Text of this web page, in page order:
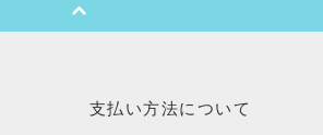
支払い方法について